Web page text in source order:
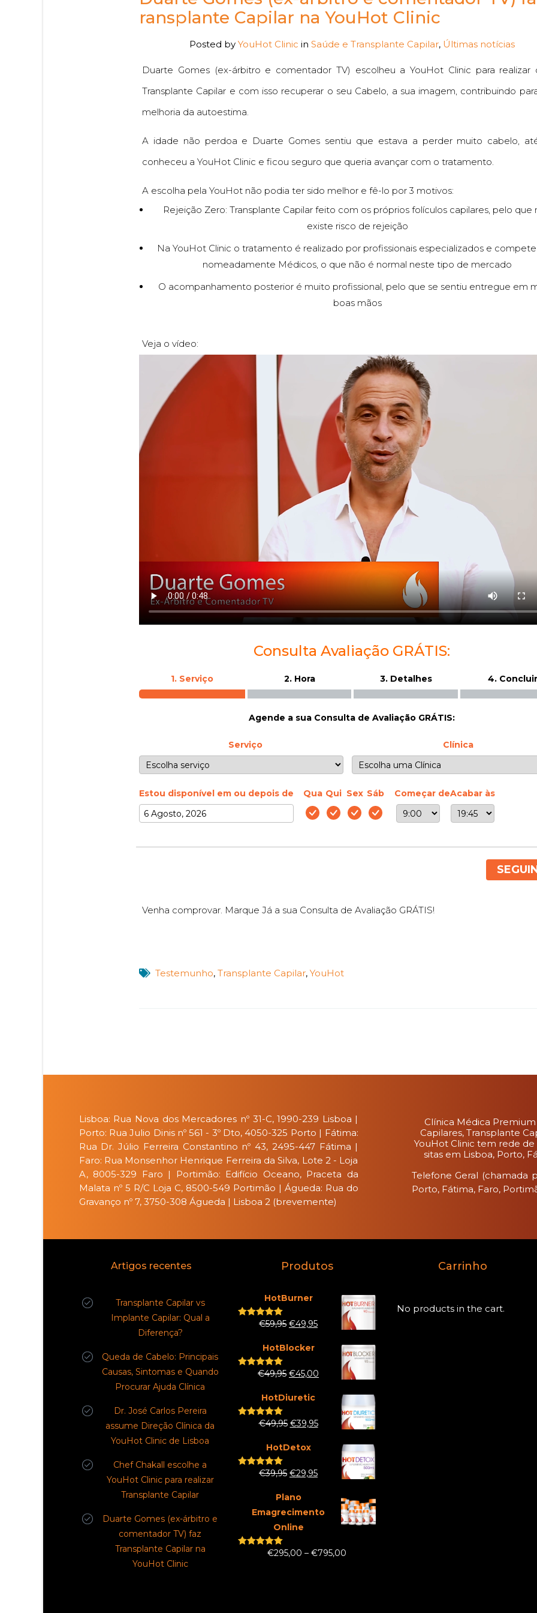
ransplante Capilar na YouHot Clinic
Posted by YouHot Clinic in Saúde e Transplante Capilar, Últimas notícias
Duarte Gomes (ex-árbitro e comentador TV) escolheu a YouHot Clinic para realizar
Transplante Capilar e com isso recuperar o seu Cabelo, a sua imagem, contribuindo
melhoria da autoestima.
A idade não perdoa e Duarte Gomes sentiu que estava a perder muito cabelo,
conheceu a YouHot Clinic e ficou seguro que queria avançar com o tratamento.
A escolha pela YouHot não podia ter sido melhor e fê-lo por 3 motivos:
Rejeição Zero: Transplante Capilar feito com os próprios folículos capilares, pelo que
existe risco de rejeição
Na YouHot Clinic o tratamento é realizado por profissionais especializados e
nomeadamente Médicos, o que não é normal neste tipo de mercado
O acompanhamento posterior é muito profissional, pelo que se sentiu entregue em
boas mãos
Veja o vídeo:
Consulta Avaliação GRÁTIS:
1. Serviço 2. Hora 3. Detalhes 4. Concluir
Agende a sua Consulta de Avaliação GRÁTIS:
Serviço Clínica
Estou disponível em ou depois de Qua Qui Sex Sáb Começar deAcabar às
Venha comprovar. Marque Já a sua Consulta de Avaliação GRÁTIS!
Testemunho, Transplante Capilar, YouHot
Lisboa: Rua Nova dos Mercadores nº 31-C, 1990-239 Lisboa |
Porto: Rua Julio Dinis nº 561 - 3º Dto, 4050-325 Porto | Fátima:
Rua Dr. Júlio Ferreira Constantino nº 43, 2495-447 Fátima |
Faro: Rua Monsenhor Henrique Ferreira da Silva, Lote 2 - Loja
A, 8005-329 Faro | Portimão: Edifício Oceano, Praceta da
Malata nº 5 R/C Loja C, 8500-549 Portimão | Águeda: Rua do
Gravanço nº 7, 3750-308 Águeda | Lisboa 2 (brevemente)
Clínica Médica
Capilares, Transplante
YouHot Clinic tem rede de
sitas em Lisboa, Porto,
Telefone Geral (chamada
Porto, Fátima, Faro,
Artigos recentes
Transplante Capilar vs
Implante Capilar: Qual a
Diferença?
Queda de Cabelo: Principais
Causas, Sintomas e Quando
Procurar Ajuda Clínica
Dr. José Carlos Pereira
assume Direção Clínica da
YouHot Clinic de Lisboa
Chef Chakall escolhe a
YouHot Clinic para realizar
Transplante Capilar
Duarte Gomes (ex-árbitro e
comentador TV) faz
Transplante Capilar na
YouHot Clinic
Produtos
HotBurner
Rated5.00
€59,95 €49,95
HotBlocker
Rated5.00
€49,95 €45,00
HotDiuretic
Rated5.00
€49,95 €39,95
HotDetox
Rated5.00
€39,95 €29,95
Plano
Emagrecimento
Online
5.00
€295,00 – €795,00
Carrinho
No products in the cart.